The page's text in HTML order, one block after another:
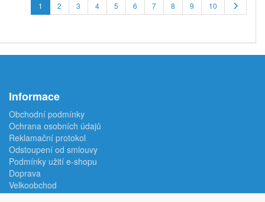
1 2 3 4 5 6 7 8 9 10
Informace
Obchodní podmínky
Ochrana osobních údajů
Reklamační protokol
Odstoupení od smlouvy
Podmínky užití e-shopu
Doprava
Velkoobchod
Kontakt